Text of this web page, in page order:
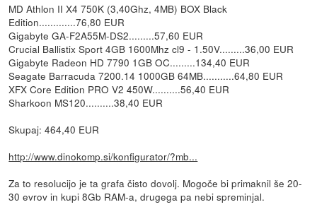
MD Athlon II X4 750K (3,40Ghz, 4MB) BOX Black
Edition.............76,80 EUR
Gigabyte GA-F2A55M-DS2.........57,60 EUR
Crucial Ballistix Sport 4GB 1600Mhz cl9 - 1.50V.........36,00 EUR
Gigabyte Radeon HD 7790 1GB OC.........134,40 EUR
Seagate Barracuda 7200.14 1000GB 64MB...........64,80 EUR
XFX Core Edition PRO V2 450W..........56,40 EUR
Sharkoon MS120..........38,40 EUR
Skupaj: 464,40 EUR
http://www.dinokomp.si/konfigurator/?mb...
Za to resolucijo je ta grafa čisto dovolj. Mogoče bi primaknil še 20-
30 evrov in kupi 8Gb RAM-a, drugega pa nebi spreminjal.